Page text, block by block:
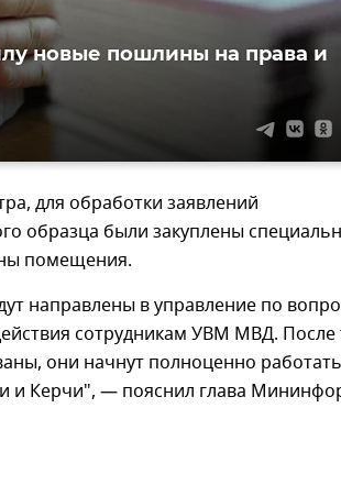
новые пошлины на права и
для обработки заявлений
образца были закуплены
помещения.
направлены в управление по
сотрудникам УВМ МВД. После
они начнут полноценно работать
и Керчи", — пояснил глава